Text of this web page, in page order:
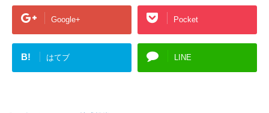
Google+ Pocket
B! はてブ LINE